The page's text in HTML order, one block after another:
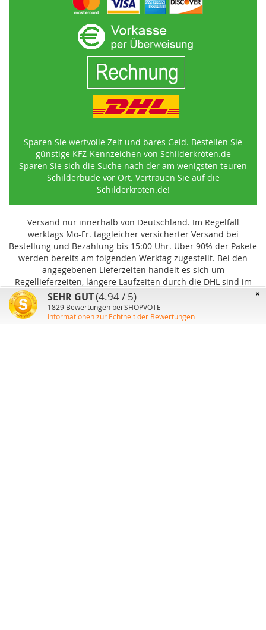
Sparen Sie wertvolle Zeit und bares Geld. Bestellen Sie
günstige KFZ-Kennzeichen von Schilderkröten.de
Sparen Sie sich die Suche nach der am wenigsten teuren
Schilderbude vor Ort. Vertrauen Sie auf die
Schilderkröten.de!
Versand nur innerhalb von Deutschland. Im Regelfall
werktags Mo-Fr. taggleicher versicherter Versand bei
Bestellung und Bezahlung bis 15:00 Uhr. Über 90% der Pakete
werden bereits am folgenden Werktag zugestellt. Bei den
angegebenen Lieferzeiten handelt es sich um
Regellieferzeiten, längere Laufzeiten durch die DHL sind im
Einzelfall möglich und können von uns nicht beeinflusst
werden.
×
SEHR GUT(4.94 / 5)
1829 Bewertungen bei SHOPVOTE
Informationen zur Echtheit der Bewertungen